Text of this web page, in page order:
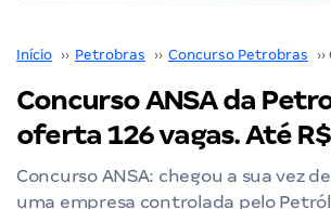
Início ›› Petrobras ›› Concurso Petrobras ››
Concurso ANSA da
oferta 126 vagas. Até
Concurso ANSA: chegou a sua vez
uma empresa controlada pelo